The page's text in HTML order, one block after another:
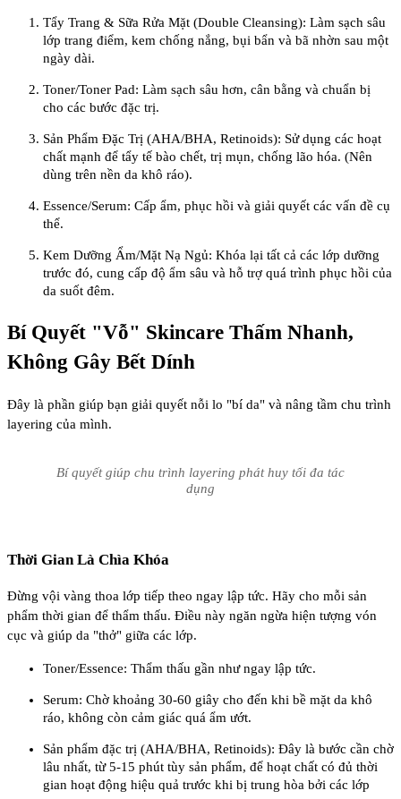
Tẩy Trang & Sữa Rửa Mặt (Double Cleansing): Làm sạch sâu
lớp trang điểm, kem chống nắng, bụi bẩn và bã nhờn sau một
ngày dài.
Toner/Toner Pad: Làm sạch sâu hơn, cân bằng và chuẩn bị
cho các bước đặc trị.
Sản Phẩm Đặc Trị (AHA/BHA, Retinoids): Sử dụng các hoạt
chất mạnh để tẩy tế bào chết, trị mụn, chống lão hóa. (Nên
dùng trên nền da khô ráo).
Essence/Serum: Cấp ẩm, phục hồi và giải quyết các vấn đề cụ
thể.
Kem Dưỡng Ẩm/Mặt Nạ Ngủ: Khóa lại tất cả các lớp dưỡng
trước đó, cung cấp độ ẩm sâu và hỗ trợ quá trình phục hồi của
da suốt đêm.
Bí Quyết "Vỗ" Skincare Thấm Nhanh,
Không Gây Bết Dính
Đây là phần giúp bạn giải quyết nỗi lo "bí da" và nâng tầm chu trình
layering của mình.
Bí quyết giúp chu trình layering phát huy tối đa tác
dụng
Thời Gian Là Chìa Khóa
Đừng vội vàng thoa lớp tiếp theo ngay lập tức. Hãy cho mỗi sản
phẩm thời gian để thẩm thấu. Điều này ngăn ngừa hiện tượng vón
cục và giúp da "thở" giữa các lớp.
Toner/Essence: Thẩm thấu gần như ngay lập tức.
Serum: Chờ khoảng 30-60 giây cho đến khi bề mặt da khô
ráo, không còn cảm giác quá ẩm ướt.
Sản phẩm đặc trị (AHA/BHA, Retinoids): Đây là bước cần chờ
lâu nhất, từ 5-15 phút tùy sản phẩm, để hoạt chất có đủ thời
gian hoạt động hiệu quả trước khi bị trung hòa bởi các lớp